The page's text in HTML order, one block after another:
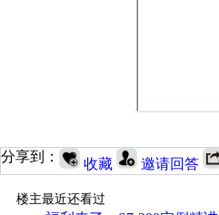
分享到： 收藏 邀请回答
楼主最近还看过